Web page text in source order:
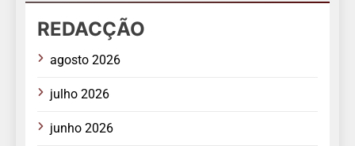
REDACÇÃO
agosto 2026
julho 2026
junho 2026